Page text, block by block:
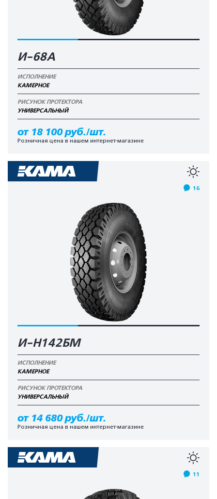
И-68А
ИСПОЛНЕНИЕ
КАМЕРНОЕ
РИСУНОК ПРОТЕКТОРА
УНИВЕРСАЛЬНЫЙ
от 18 100 руб./шт.
Розничная цена в нашем интернет-магазине
16
И-Н142БМ
ИСПОЛНЕНИЕ
КАМЕРНОЕ
РИСУНОК ПРОТЕКТОРА
УНИВЕРСАЛЬНЫЙ
от 14 680 руб./шт.
Розничная цена в нашем интернет-магазине
11